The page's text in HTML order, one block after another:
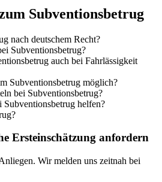
Subventionsbetrug
nach deutschem Recht?
Subventionsbetrug?
auch bei Fahrlässigkeit
Subventionsbetrug möglich?
bei Subventionsbetrug?
helfen?
Ersteinschätzung anfordern
Wir melden uns zeitnah bei